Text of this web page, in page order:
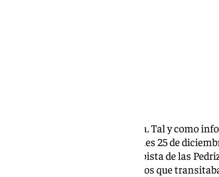
Kamikaze en la AP-46 de Málaga. Tal y como
a las 13.30 horas de este miércoles 25 de
en sentido contrario en la autopista de las
impactar con hasta tres turismos que